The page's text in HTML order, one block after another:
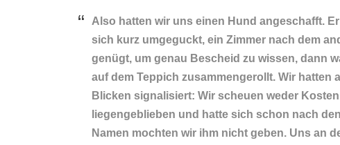
Also hatten wir uns einen Hund angeschafft.
sich kurz umgeguckt, ein Zimmer nach dem
genügt, um genau Bescheid zu wissen, dann
auf dem Teppich zusammengerollt. Wir hatten
Blicken signalisiert: Wir scheuen weder
liegengeblieben und hatte sich schon nach
Namen mochten wir ihm nicht geben. Uns an